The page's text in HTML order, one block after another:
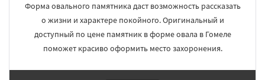
Форма овального памятника даст возможность рассказать
о жизни и характере покойного. Оригинальный и
доступный по цене памятник в форме овала в Гомеле
поможет красиво оформить место захоронения.